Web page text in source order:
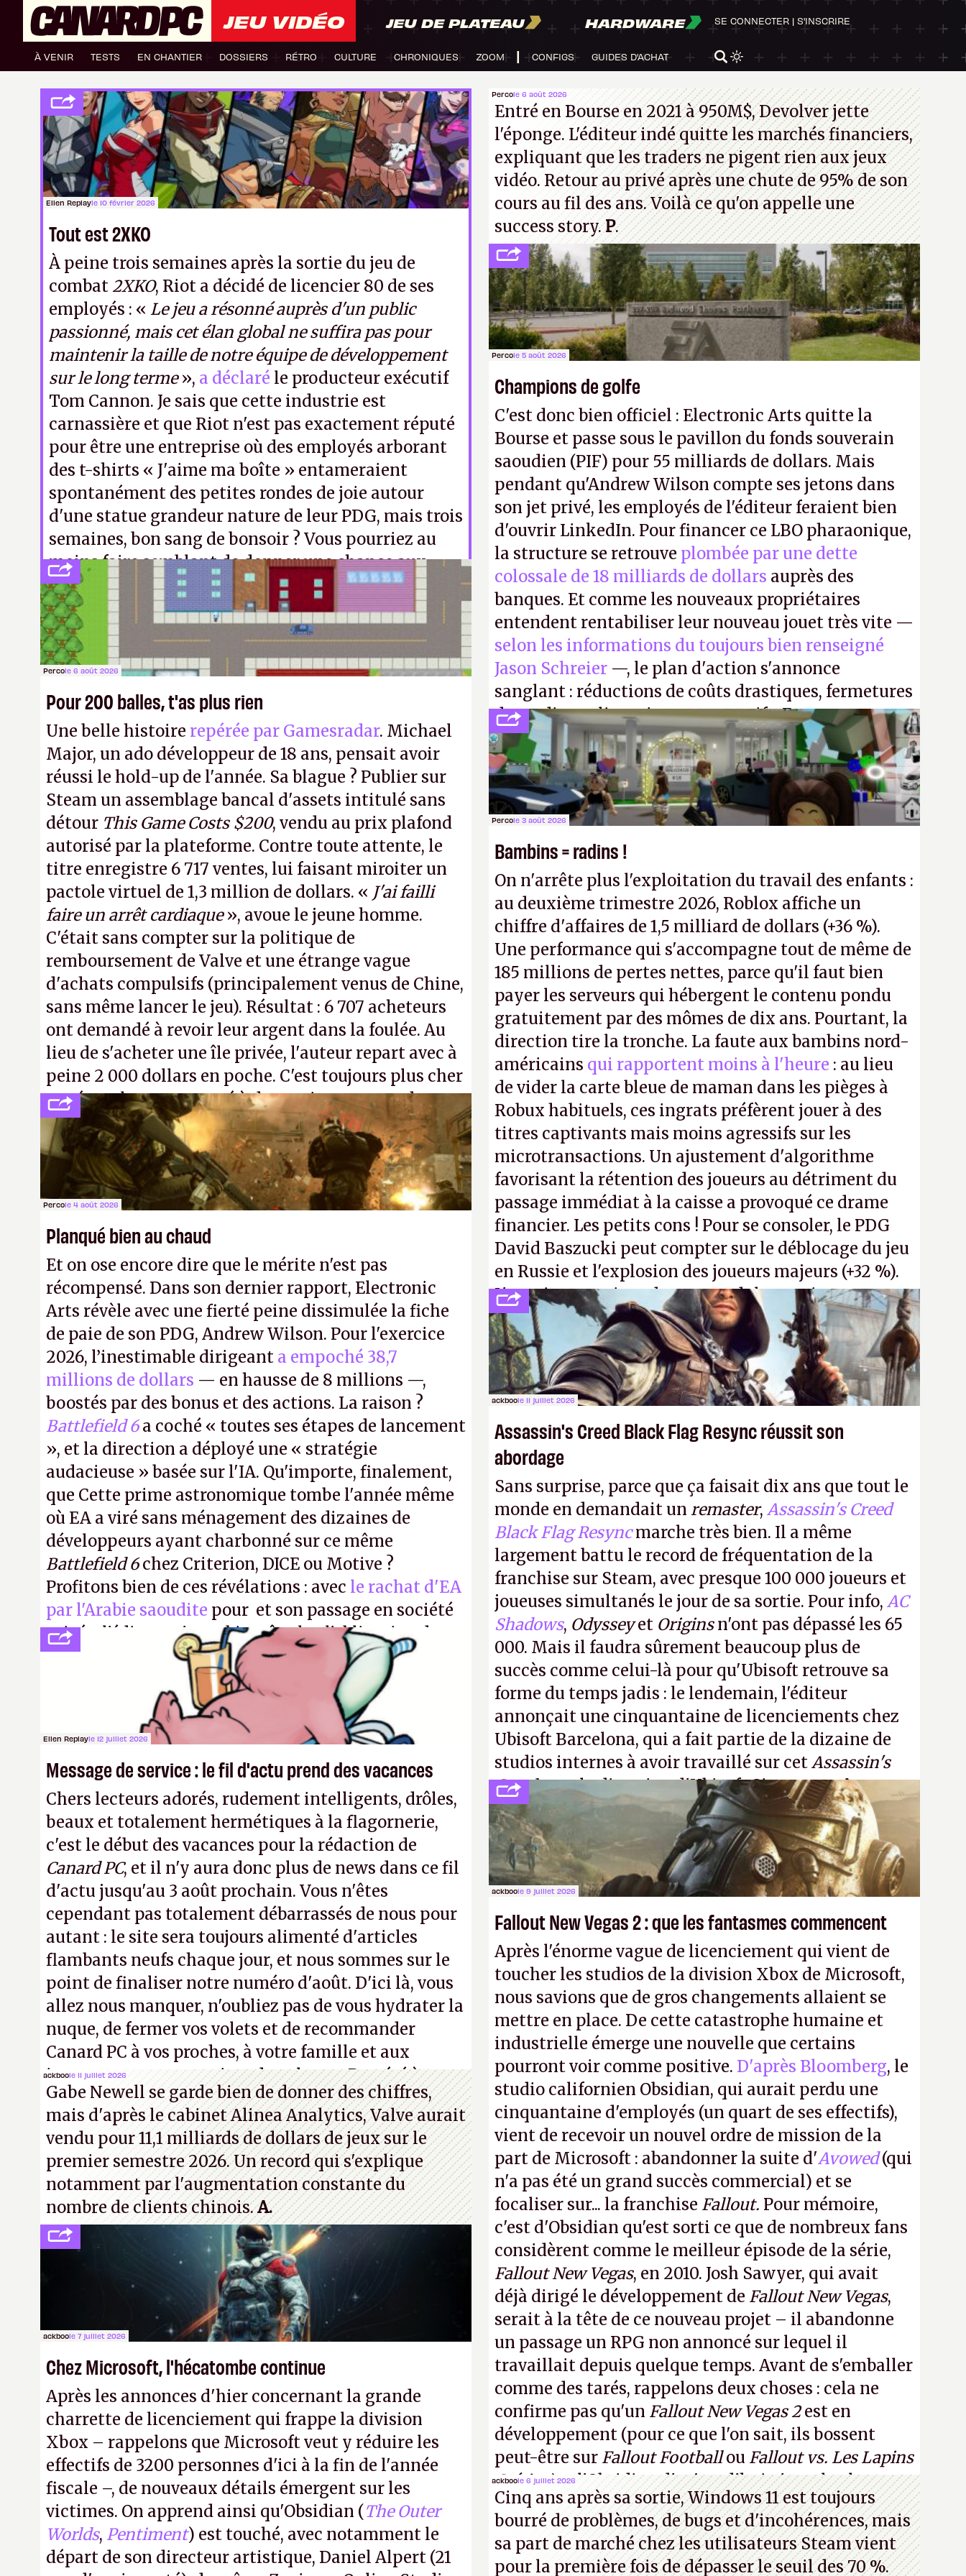
JEU VIDÉO JEU DE PLATEAU HARDWARE
À VENIR TESTS EN CHANTIER DOSSIERS RÉTRO CULTURE CHRONIQUES ZOOM CONFIGS GUIDES D'ACHAT
SE CONNECTER | S'INSCRIRE
Ellen Replayle 10 février 2026
Tout est 2XKO
À peine trois semaines après la sortie du jeu de
combat2XKO, Riot a décidé de licencier 80 de ses
employés : « Le jeu a résonné auprès d'un public
passionné, mais cet élan global ne suffira pas pour
maintenir la taille de notre équipe de développement
sur le long terme», a déclaré le producteur exécutif
Tom Cannon. Je sais que cette industrie est
carnassière et que Riot n'est pas exactement réputé
pour être une entreprise où des employés arborant
des t-shirts « J'aime ma boîte » entameraient
spontanément des petites rondes de joie autour
d'une statue grandeur nature de leur PDG, mais trois
semaines, bon sang de bonsoir ? Vous pourriez au
moins faire semblant de donner une chance aux
gens la prochaine fois. ER.
Percole 6 août 2026
Entré en Bourse en 2021 à 950M$, Devolver jette
l'éponge. L'éditeur indé quitte les marchés financiers,
expliquant que les traders ne pigent rien aux jeux
vidéo. Retour au privé après une chute de 95% de son
cours au fil des ans. Voilà ce qu'on appelle une
success story.P.
Percole 6 août 2026
Pour 200 balles, t'as plus rien
Une belle histoire repérée par Gamesradar. Michael
Major, un ado développeur de 18 ans, pensait avoir
réussi le hold-up de l'année. Sa blague ? Publier sur
Steam un assemblage bancal d'assets intitulé sans
détour This Game Costs $200, vendu au prix plafond
autorisé par la plateforme. Contre toute attente, le
titre enregistre 6 717 ventes, lui faisant miroiter un
pactole virtuel de 1,3 million de dollars. « J'ai failli
faire un arrêt cardiaque», avoue le jeune homme.
C'était sans compter sur la politique de
remboursement de Valve et une étrange vague
d'achats compulsifs (principalement venus de Chine,
sans même lancer le jeu). Résultat : 6 707 acheteurs
ont demandé à revoir leur argent dans la foulée. Au
lieu de s'acheter une île privée, l'auteur repart avec à
peine 2 000 dollars en poche. C'est toujours plus cher
payé que le temps passé à dev, mais ça apprendra aux
petits malins qu'on ne braque pas Gabe Newell aussi
facilement.P.
Percole 5 août 2026
Champions de golfe
C'est donc bien officiel : Electronic Arts quitte la
Bourse et passe sous le pavillon du fonds souverain
saoudien (PIF) pour 55 milliards de dollars. Mais
pendant qu'Andrew Wilson compte ses jetons dans
son jet privé, les employés de l'éditeur feraient bien
d'ouvrir LinkedIn. Pour financer ce LBO pharaonique,
la structure se retrouve plombée par une dette
colossale de 18 milliards de dollars auprès des
banques. Et comme les nouveaux propriétaires
entendent rentabiliser leur nouveau jouet très vite —
selon les informations du toujours bien renseigné
Jason Schreier —, le plan d'action s'annonce
sanglant : réductions de coûts drastiques, fermetures
de studios et licenciements massifs. En gros, essorer
FCet Battlefield, puis virer le reste.P.
Percole 4 août 2026
Planqué bien au chaud
Et on ose encore dire que le mérite n'est pas
récompensé. Dans son dernier rapport, Electronic
Arts révèle avec une fierté peine dissimulée la fiche
de paie de son PDG, Andrew Wilson. Pour l'exercice
2026, l’inestimable dirigeant a empoché 38,7
millions de dollars — en hausse de 8 millions —,
boostés par des bonus et des actions. La raison ?
Battlefield 6a coché « toutes ses étapes de lancement
», et la direction a déployé une « stratégie
audacieuse » basée sur l'IA. Qu'importe, finalement,
que Cette prime astronomique tombe l'année même
où EA a viré sans ménagement des dizaines de
développeurs ayant charbonné sur ce même
Battlefield 6chez Criterion, DICE ou Motive ?
Profitons bien de ces révélations : avec le rachat d'EA
par l'Arabie saoudite pour et son passage en société
privée, l'éditeur n'aura bientôt plus l'obligation de
publier ses bilans. Encore une victoire pour la
Percole 3 août 2026
Bambins = radins !
On n'arrête plus l'exploitation du travail des enfants :
au deuxième trimestre 2026, Roblox affiche un
chiffre d'affaires de 1,5 milliard de dollars (+36 %).
Une performance qui s'accompagne tout de même de
185 millions de pertes nettes, parce qu'il faut bien
payer les serveurs qui hébergent le contenu pondu
gratuitement par des mômes de dix ans. Pourtant, la
direction tire la tronche. La faute aux bambins nord-
américains qui rapportent moins à l'heure : au lieu
de vider la carte bleue de maman dans les pièges à
Robux habituels, ces ingrats préfèrent jouer à des
titres captivants mais moins agressifs sur les
microtransactions. Un ajustement d'algorithme
favorisant la rétention des joueurs au détriment du
passage immédiat à la caisse a provoqué ce drame
financier. Les petits cons ! Pour se consoler, le PDG
David Baszucki peut compter sur le déblocage du jeu
en Russie et l'explosion des joueurs majeurs (+32 %).
L'avenir appartient donc aux adultes, qui ne sont
jamais que des enfants avec du pouvoir d'achat.P.
Ellen Replayle 12 juillet 2026
Message de service : le fil d'actu prend des vacances
Chers lecteurs adorés, rudement intelligents, drôles,
beaux et totalement hermétiques à la flagornerie,
c'est le début des vacances pour la rédaction de
Canard PC, et il n'y aura donc plus de news dans ce fil
d'actu jusqu'au 3 août prochain. Vous n'êtes
cependant pas totalement débarrassés de nous pour
autant : le site sera toujours alimenté d'articles
flambants neufs chaque jour, et nous sommes sur le
point de finaliser notre numéro d'août. D'ici là, vous
allez nous manquer, n'oubliez pas de vous hydrater la
nuque, de fermer vos volets et de recommander
Canard PC à vos proches, à votre famille et aux
inconnus que vous croisez dans la rue. Bon été à tous
! –ER.
ackboole 11 juillet 2026
Assassin's Creed Black Flag Resync réussit son
abordage
Sans surprise, parce que ça faisait dix ans que tout le
monde en demandait un remaster, Assassin's Creed
Black Flag Resyncmarche très bien. Il a même
largement battu le record de fréquentation de la
franchise sur Steam, avec presque 100 000 joueurs et
joueuses simultanés le jour de sa sortie. Pour info, AC
Shadows, Odysseyet Originsn'ont pas dépassé les 65
000. Mais il faudra sûrement beaucoup plus de
succès comme celui-là pour qu'Ubisoft retrouve sa
forme du temps jadis : le lendemain, l'éditeur
annonçait une cinquantaine de licenciements chez
Ubisoft Barcelona, qui a fait partie de la dizaine de
studios internes à avoir travaillé sur cetAssassin's
Creedsous la direction d'Ubisoft Singapour.A.
ackboole 11 juillet 2026
Gabe Newell se garde bien de donner des chiffres,
mais d'après le cabinet Alinea Analytics, Valve aurait
vendu pour 11,1 milliards de dollars de jeux sur le
premier semestre 2026. Un record qui s'explique
notamment par l'augmentation constante du
nombre de clients chinois.A.
ackboole 9 juillet 2026
Fallout New Vegas 2 : que les fantasmes commencent
Après l'énorme vague de licenciement qui vient de
toucher les studios de la division Xbox de Microsoft,
nous savions que de gros changements allaient se
mettre en place. De cette catastrophe humaine et
industrielle émerge une nouvelle que certains
pourront voir comme positive. D'après Bloomberg, le
studio californien Obsidian, qui aurait perdu une
cinquantaine d'employés (un quart de ses effectifs),
vient de recevoir un nouvel ordre de mission de la
part de Microsoft : abandonner la suite d'Avowed(qui
n'a pas été un grand succès commercial) et se
focaliser sur... la franchise Fallout. Pour mémoire,
c'est d'Obsidian qu'est sorti ce que de nombreux fans
considèrent comme le meilleur épisode de la série,
Fallout New Vegas, en 2010. Josh Sawyer, qui avait
déjà dirigé le développement de Fallout New Vegas,
serait à la tête de ce nouveau projet – il abandonne
un passage un RPG non annoncé sur lequel il
travaillait depuis quelque temps. Avant de s'emballer
comme des tarés, rappelons deux choses : cela ne
confirme pas qu'un Fallout New Vegas 2est en
développement (pour ce que l'on sait, ils bossent
peut-être sur Fallout Footballou Fallout vs. Les Lapins
Crétins)et l'Obsidian d'aujourd'hui n'est plus le
même studio qu'il y a 15 ans. Mais bon, OK, on peut
commencer à fantasmer.A.
ackboole 7 juillet 2026
Chez Microsoft, l'hécatombe continue
Après les annonces d'hier concernant la grande
charrette de licenciement qui frappe la division
Xbox – rappelons que Microsoft veut y réduire les
effectifs de 3200 personnes d'ici à la fin de l'année
fiscale –, de nouveaux détails émergent sur les
victimes. On apprend ainsi qu'Obsidian (The Outer
Worlds, Pentiment) est touché, avec notamment le
départ de son directeur artistique, Daniel Alpert (21
ackboole 6 juillet 2026
Cinq ans après sa sortie, Windows 11 est toujours
bourré de problèmes, de bugs et d'incohérences, mais
sa part de marché chez les utilisateurs Steam vient
pour la première fois de dépasser le seuil des 70 %.